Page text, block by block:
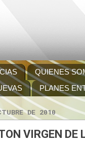
QUIENES
PLANES
DE 2010
VIRGEN DE